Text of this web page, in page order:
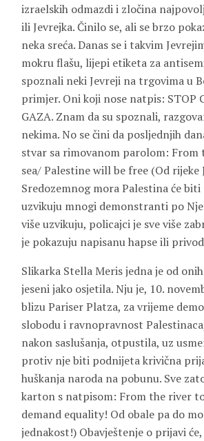
izraelskih odmazdi i zločina
ili Jevrejka. Činilo se, ali se brzo
neka sreća. Danas se i takvim
mokru flašu, lijepi etiketa za
spoznali neki Jevreji na trgovima u
primjer. Oni koji nose natpis: STOP
GAZA. Znam da su spoznali,
nekima. No se čini da posljednjih
stvar sa rimovanom parolom:
sea/ Palestine will be free (Od rijeke
Sredozemnog mora Palestina će
uzvikuju mnogi demonstranti po
više uzvikuju, policajci je sve više
je pokazuju napisanu hapse ili
Slikarka Stella Meris jedna je od
jeseni jako osjetila. Nju je, 10.
blizu Pariser Platza, za vrijeme
slobodu i ravnopravnost
nakon saslušanja, otpustila, uz
protiv nje biti podnijeta krivična
huškanja naroda na pobunu. Sve
karton s natpisom: From the river
demand equality! Od obale pa do
jednakost!) Obavještenje o prijavi